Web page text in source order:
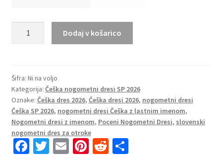
Češka
SP
2026
Gostujoči
prodaja
količina
Dodaj v košarico
Šifra: Ni na voljo
Kategorija: Češka nogometni dresi SP 2026
Oznake: Češka dres 2026, Češka dresi 2026, nogometni dresi
Češka SP 2026, nogometni dresi Češka z lastnim imenom,
Nogometni dresi z imenom, Poceni Nogometni Dresi, slovenski
nogometni dres za otroke
Fa T E Pi R S